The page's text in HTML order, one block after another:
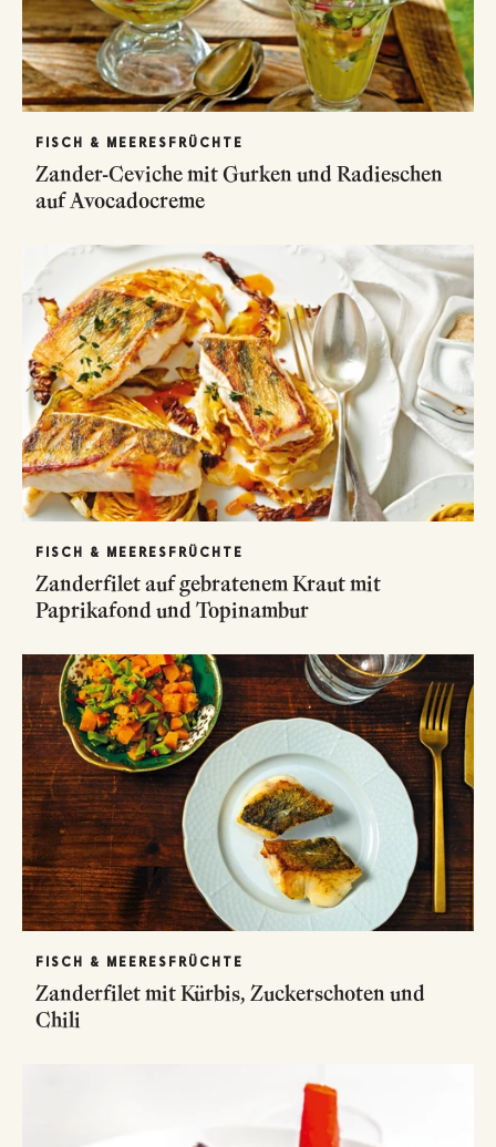
FISCH & MEERESFRÜCHTE
Zander-Ceviche mit Gurken und Radieschen
auf Avocadocreme
FISCH & MEERESFRÜCHTE
Zanderfilet auf gebratenem Kraut mit
Paprikafond und Topinambur
FISCH & MEERESFRÜCHTE
Zanderfilet mit Kürbis, Zuckerschoten und
Chili